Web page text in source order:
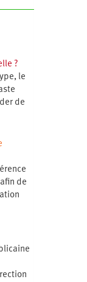
?
le
de
de